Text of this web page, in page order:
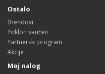
Ostalo
Brendovi
Poklon vaučeri
Partnerski program
Akcije
Moj nalog